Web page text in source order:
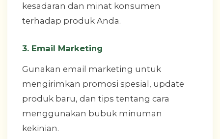
kesadaran dan minat konsumen
terhadap produk Anda.
3. Email Marketing
Gunakan email marketing untuk
mengirimkan promosi spesial, update
produk baru, dan tips tentang cara
menggunakan bubuk minuman
kekinian.